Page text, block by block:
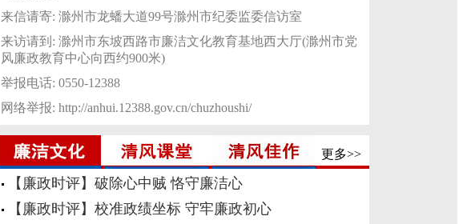
来信请寄: 滁州市龙蟠大道99号滁州市纪委监委信访室
来访请到: 滁州市东坡西路市廉洁文化教育基地西大厅(滁州市党
风廉政教育中心向西约900米)
举报电话: 0550-12388
网络举报: http://anhui.12388.gov.cn/chuzhoushi/
更多>>
【廉政时评】破除心中贼 恪守廉洁心
【廉政时评】校准政绩坐标 守牢廉政初心